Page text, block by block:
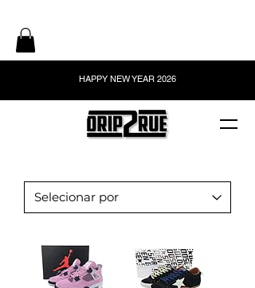
HAPPY NEW YEAR 2026